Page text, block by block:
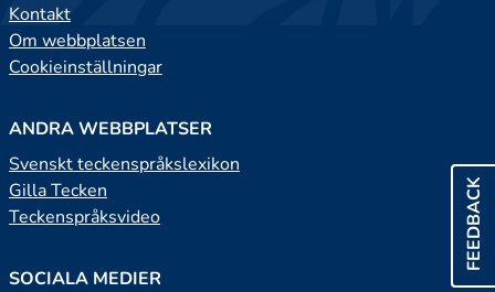
FEEDBACK
Kontakt
Om webbplatsen
Cookieinställningar
ANDRA WEBBPLATSER
Svenskt teckenspråkslexikon
Gilla Tecken
Teckenspråksvideo
SOCIALA MEDIER